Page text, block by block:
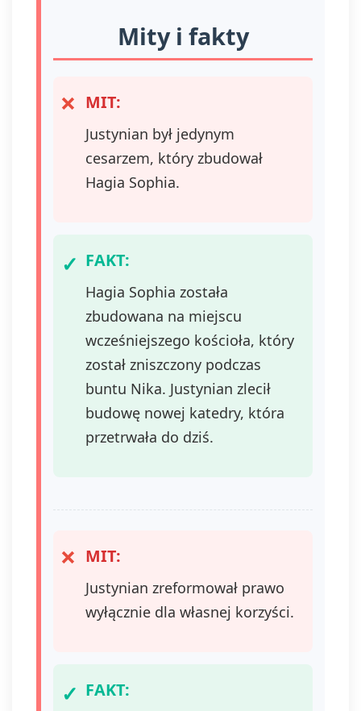
Mity i fakty
MIT:
Justynian był jedynym
cesarzem, który zbudował
Hagia Sophia.
FAKT:
Hagia Sophia została
zbudowana na miejscu
wcześniejszego kościoła, który
został zniszczony podczas
buntu Nika. Justynian zlecił
budowę nowej katedry, która
przetrwała do dziś.
MIT:
Justynian zreformował prawo
wyłącznie dla własnej korzyści.
FAKT: